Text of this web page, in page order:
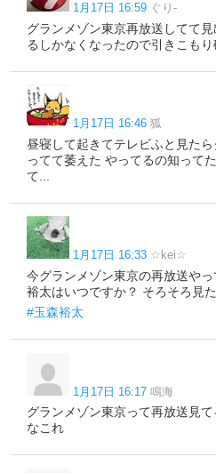
1月17日 16:59 ぐり-
グランメゾン東京再放送してて
るしかなくなったので引きこも
1月17日 16:46 狐
昼寝して起きてテレビふと見た
ってて萎えた やってるの知って
て...
1月17日 16:33 ☆kei☆
今グランメゾン東京の再放送や
裕太はいつですか？ そろそろ見
#玉森裕太
1月17日 16:17 鳴海
グランメゾン東京って再放送見
なこれ